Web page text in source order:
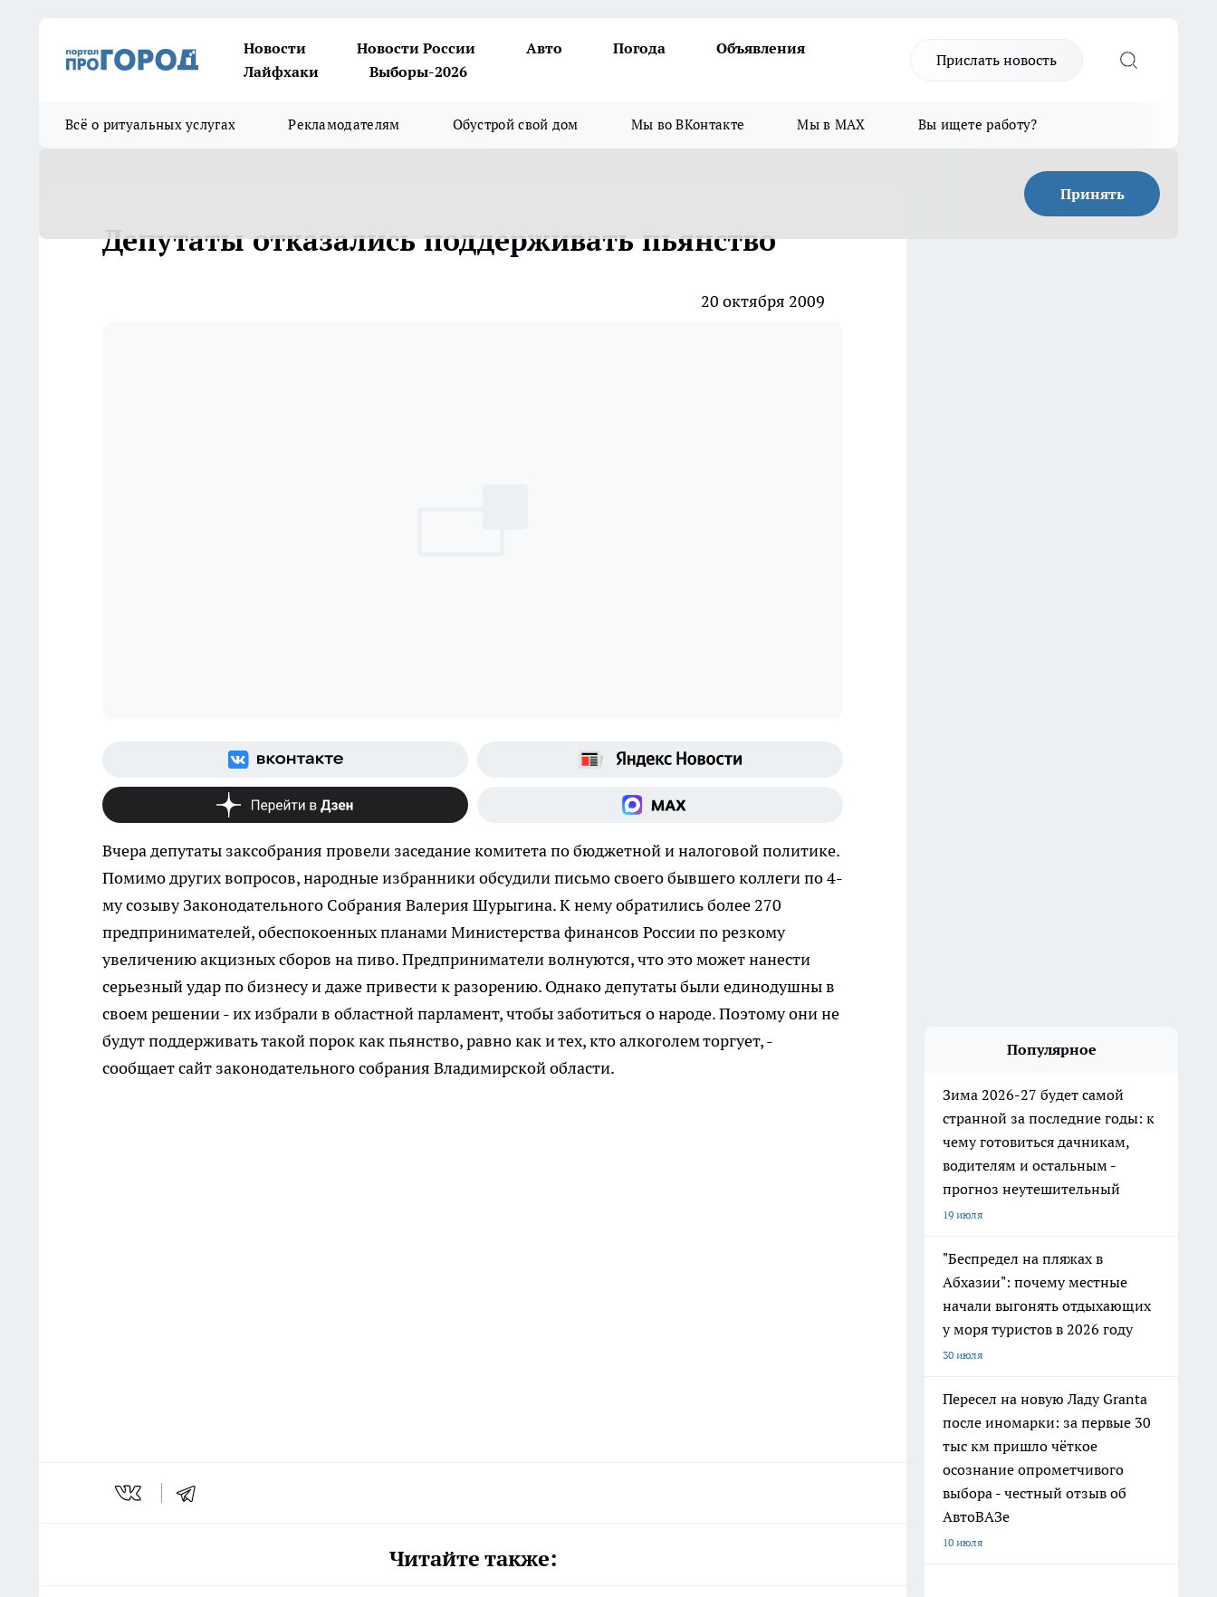
Новости Новости России Авто Погода
Объявления
Лайфхаки
Выборы-2026
Прислать новость
Всё о ритуальных услугах Рекламодателям Обустрой свой дом Мы во ВКонтакте Мы в MAX Вы ищете работу?
Принять
Депутаты отказались поддерживать пьянство
20 октября 2009
Вчера депутаты заксобрания провели заседание комитета по бюджетной и налоговой политике.
Помимо других вопросов, народные избранники обсудили письмо своего бывшего коллеги по 4-
му созыву Законодательного Собрания Валерия Шурыгина. К нему обратились более 270
предпринимателей, обеспокоенных планами Министерства финансов России по резкому
увеличению акцизных сборов на пиво. Предприниматели волнуются, что это может нанести
серьезный удар по бизнесу и даже привести к разорению. Однако депутаты были единодушны в
своем решении - их избрали в областной парламент, чтобы заботиться о народе. Поэтому они не
будут поддерживать такой порок как пьянство, равно как и тех, кто алкоголем торгует, -
сообщает сайт законодательного собрания Владимирской области.
Читайте также:
Популярное
Зима 2026-27 будет самой
странной за последние годы: к
чему готовиться дачникам,
водителям и остальным -
прогноз неутешительный
19 июля
"Беспредел на пляжах в
Абхазии": почему местные
начали выгонять отдыхающих
у моря туристов в 2026 году
30 июля
Пересел на новую Ладу Granta
после иномарки: за первые 30
тыс км пришло чёткое
осознание опрометчивого
выбора - честный отзыв об
АвтоВАЗе
10 июля